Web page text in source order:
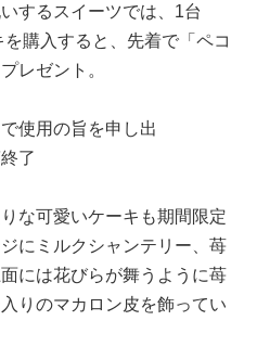
するスイーツでは、1台
購入すると、先着で「ペコ
レゼント。
使用の旨を申し出
了
な可愛いケーキも期間限定
にミルクシャンテリー、苺
には花びらが舞うように苺
りのマカロン皮を飾ってい